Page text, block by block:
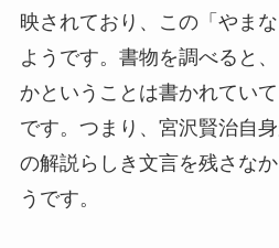
映されており、この「やま
ようです。書物を調べると
かということは書かれてい
です。つまり、宮沢賢治自
の解説らしき文言を残さな
うです。